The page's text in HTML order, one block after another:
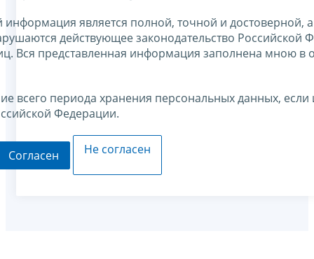
является полной, точной и достоверной,
действующее законодательство Российской
Вся представленная информация заполнена мною в
всего периода хранения персональных данных,
Федерации.
Согласен Не согласен